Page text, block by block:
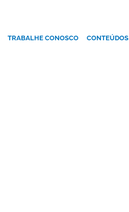
TRABALHE CONOSCO CONTEÚDOS